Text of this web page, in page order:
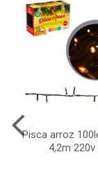
Pisca arroz
4,2m